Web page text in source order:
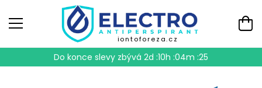
iontoforeza.cz
Do konce slevy zbývá 2d :10h :04m :24